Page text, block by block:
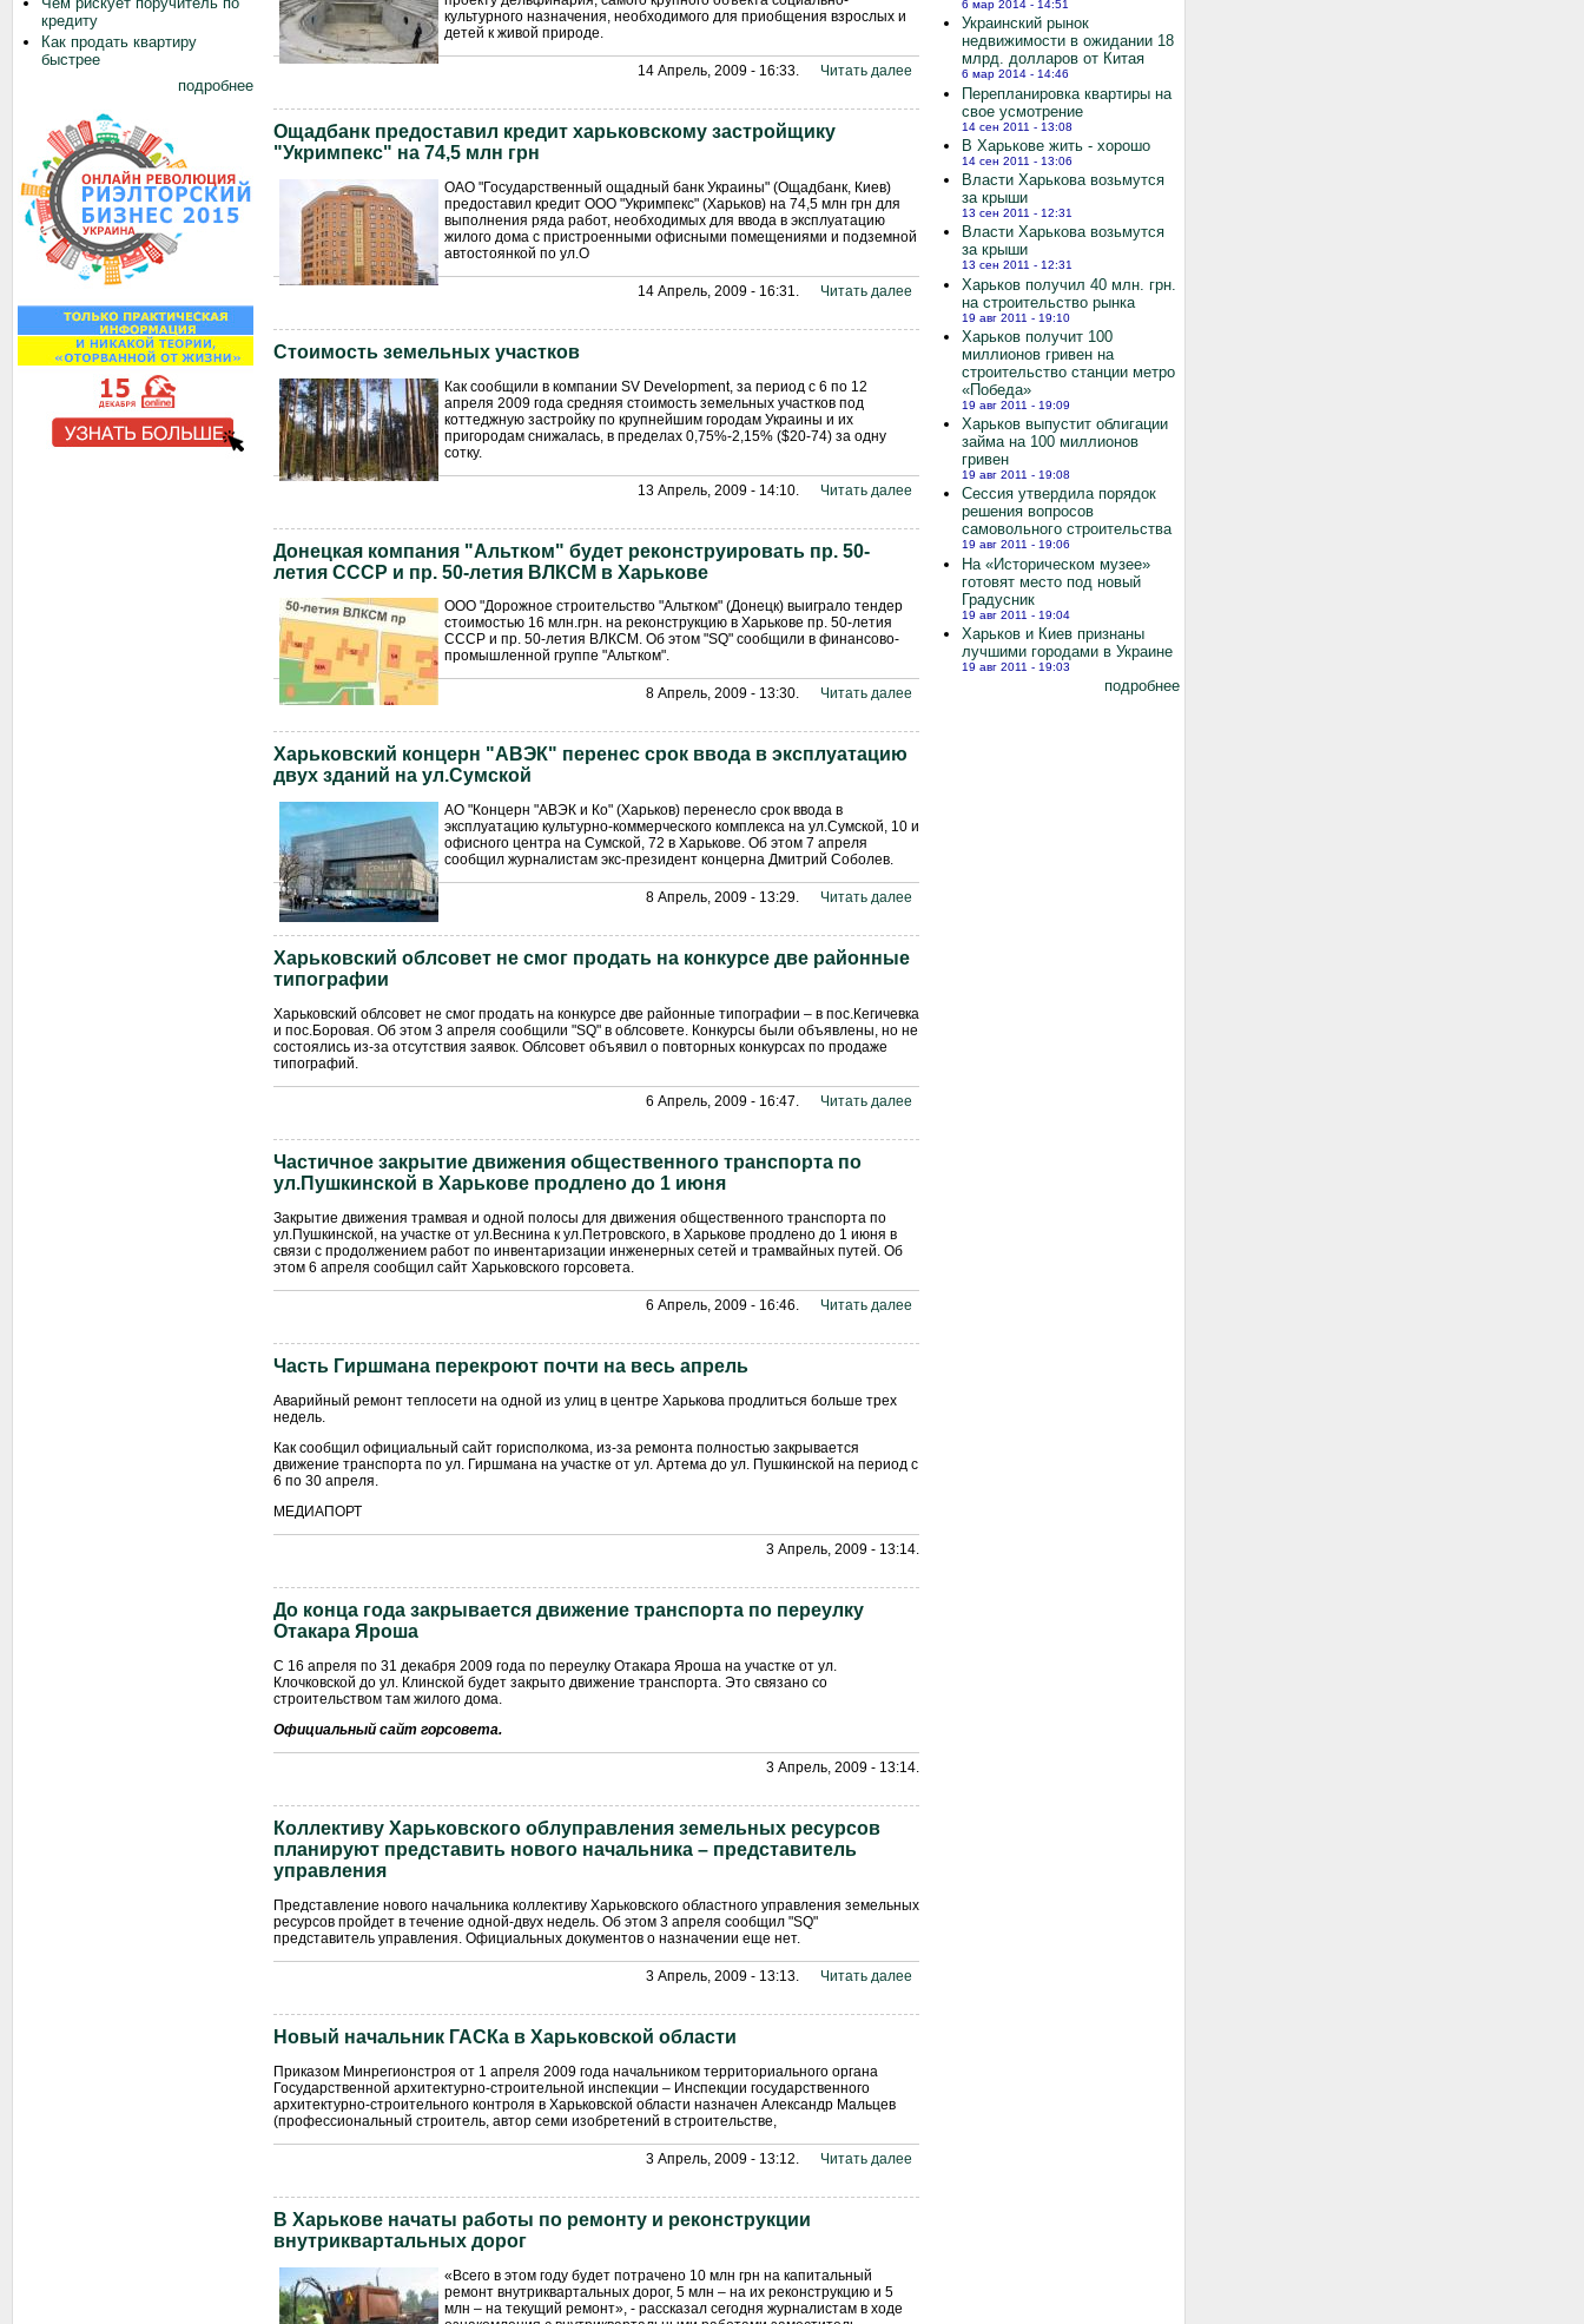
кредиту
Как продать квартиру
быстрее
подробнее
культурного назначения, необходимого для приобщения взрослых и
детей к живой природе.
14 Апрель, 2009 - 16:33. Читать далее
Ощадбанк предоставил кредит харьковскому застройщику
"Укримпекс" на 74,5 млн грн
ОАО "Государственный ощадный банк Украины" (Ощадбанк, Киев)
предоставил кредит ООО "Укримпекс" (Харьков) на 74,5 млн грн для
выполнения ряда работ, необходимых для ввода в эксплуатацию
жилого дома с пристроенными офисными помещениями и подземной
автостоянкой по ул.О
14 Апрель, 2009 - 16:31. Читать далее
Стоимость земельных участков
Как сообщили в компании SV Development, за период с 6 по 12
апреля 2009 года средняя стоимость земельных участков под
коттеджную застройку по крупнейшим городам Украины и их
пригородам снижалась, в пределах 0,75%-2,15% ($20-74) за одну
сотку.
13 Апрель, 2009 - 14:10. Читать далее
Донецкая компания "Альтком" будет реконструировать пр. 50-
летия СССР и пр. 50-летия ВЛКСМ в Харькове
ООО "Дорожное строительство "Альтком" (Донецк) выиграло тендер
стоимостью 16 млн.грн. на реконструкцию в Харькове пр. 50-летия
СССР и пр. 50-летия ВЛКСМ. Об этом "SQ" сообщили в финансово-
промышленной группе "Альтком".
8 Апрель, 2009 - 13:30. Читать далее
Харьковский концерн "АВЭК" перенес срок ввода в эксплуатацию
двух зданий на ул.Сумской
АО "Концерн "АВЭК и Ко" (Харьков) перенесло срок ввода в
эксплуатацию культурно-коммерческого комплекса на ул.Сумской, 10 и
офисного центра на Сумской, 72 в Харькове. Об этом 7 апреля
сообщил журналистам экс-президент концерна Дмитрий Соболев.
8 Апрель, 2009 - 13:29. Читать далее
Харьковский облсовет не смог продать на конкурсе две районные
типографии
Харьковский облсовет не смог продать на конкурсе две районные типографии – в пос.Кегичевка
и пос.Боровая. Об этом 3 апреля сообщили "SQ" в облсовете. Конкурсы были объявлены, но не
состоялись из-за отсутствия заявок. Облсовет объявил о повторных конкурсах по продаже
типографий.
6 Апрель, 2009 - 16:47. Читать далее
Частичное закрытие движения общественного транспорта по
ул.Пушкинской в Харькове продлено до 1 июня
Закрытие движения трамвая и одной полосы для движения общественного транспорта по
ул.Пушкинской, на участке от ул.Веснина к ул.Петровского, в Харькове продлено до 1 июня в
связи с продолжением работ по инвентаризации инженерных сетей и трамвайных путей. Об
этом 6 апреля сообщил сайт Харьковского горсовета.
6 Апрель, 2009 - 16:46. Читать далее
Часть Гиршмана перекроют почти на весь апрель
Аварийный ремонт теплосети на одной из улиц в центре Харькова продлиться больше трех
недель.
Как сообщил официальный сайт горисполкома, из-за ремонта полностью закрывается
движение транспорта по ул. Гиршмана на участке от ул. Артема до ул. Пушкинской на период с
6 по 30 апреля.
МЕДИАПОРТ
3 Апрель, 2009 - 13:14.
До конца года закрывается движение транспорта по переулку
Отакара Яроша
С 16 апреля по 31 декабря 2009 года по переулку Отакара Яроша на участке от ул.
Клочковской до ул. Клинской будет закрыто движение транспорта. Это связано со
строительством там жилого дома.
Официальный сайт горсовета.
3 Апрель, 2009 - 13:14.
Коллективу Харьковского облуправления земельных ресурсов
планируют представить нового начальника – представитель
управления
Представление нового начальника коллективу Харьковского областного управления земельных
ресурсов пройдет в течение одной-двух недель. Об этом 3 апреля сообщил "SQ"
представитель управления. Официальных документов о назначении еще нет.
3 Апрель, 2009 - 13:13. Читать далее
Новый начальник ГАСКа в Харьковской области
Приказом Минрегионстроя от 1 апреля 2009 года начальником территориального органа
Государственной архитектурно-строительной инспекции – Инспекции государственного
архитектурно-строительного контроля в Харьковской области назначен Александр Мальцев
(профессиональный строитель, автор семи изобретений в строительстве,
3 Апрель, 2009 - 13:12. Читать далее
В Харькове начаты работы по ремонту и реконструкции
внутриквартальных дорог
«Всего в этом году будет потрачено 10 млн грн на капитальный
ремонт внутриквартальных дорог, 5 млн – на их реконструкцию и 5
млн – на текущий ремонт», - рассказал сегодня журналистам в ходе
6 мар 2014 - 14:51
Украинский рынок
недвижимости в ожидании 18
млрд. долларов от Китая
6 мар 2014 - 14:46
Перепланировка квартиры на
свое усмотрение
14 сен 2011 - 13:08
В Харькове жить - хорошо
14 сен 2011 - 13:06
Власти Харькова возьмутся
за крыши
13 сен 2011 - 12:31
Власти Харькова возьмутся
за крыши
13 сен 2011 - 12:31
Харьков получил 40 млн. грн.
на строительство рынка
19 авг 2011 - 19:10
Харьков получит 100
миллионов гривен на
строительство станции метро
«Победа»
19 авг 2011 - 19:09
Харьков выпустит облигации
займа на 100 миллионов
гривен
19 авг 2011 - 19:08
Сессия утвердила порядок
решения вопросов
самовольного строительства
19 авг 2011 - 19:06
На «Историческом музее»
готовят место под новый
Градусник
19 авг 2011 - 19:04
Харьков и Киев признаны
лучшими городами в Украине
19 авг 2011 - 19:03
подробнее